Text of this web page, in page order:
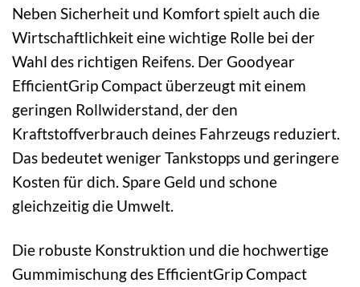
Neben Sicherheit und Komfort spielt auch die
Wirtschaftlichkeit eine wichtige Rolle bei der
Wahl des richtigen Reifens. Der Goodyear
EfficientGrip Compact überzeugt mit einem
geringen Rollwiderstand, der den
Kraftstoffverbrauch deines Fahrzeugs reduziert.
Das bedeutet weniger Tankstopps und geringere
Kosten für dich. Spare Geld und schone
gleichzeitig die Umwelt.
Die robuste Konstruktion und die hochwertige
Gummimischung des EfficientGrip Compact